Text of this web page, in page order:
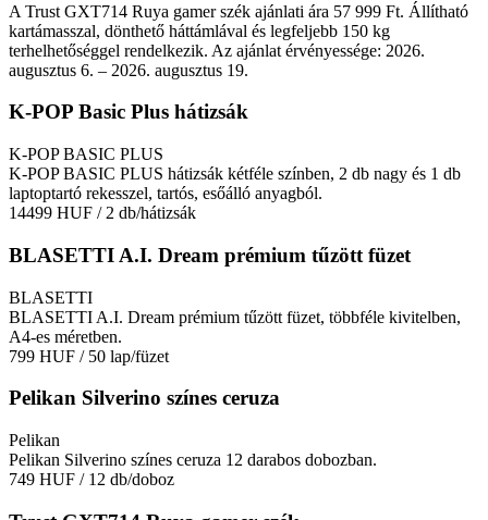
A Trust GXT714 Ruya gamer szék ajánlati ára 57 999 Ft. Állítható
kartámasszal, dönthető háttámlával és legfeljebb 150 kg
terhelhetőséggel rendelkezik. Az ajánlat érvényessége: 2026.
augusztus 6. – 2026. augusztus 19.
K-POP Basic Plus hátizsák
K-POP BASIC PLUS
K-POP BASIC PLUS hátizsák kétféle színben, 2 db nagy és 1 db
laptoptartó rekesszel, tartós, esőálló anyagból.
14499 HUF / 2 db/hátizsák
BLASETTI A.I. Dream prémium tűzött füzet
BLASETTI
BLASETTI A.I. Dream prémium tűzött füzet, többféle kivitelben,
A4-es méretben.
799 HUF / 50 lap/füzet
Pelikan Silverino színes ceruza
Pelikan
Pelikan Silverino színes ceruza 12 darabos dobozban.
749 HUF / 12 db/doboz